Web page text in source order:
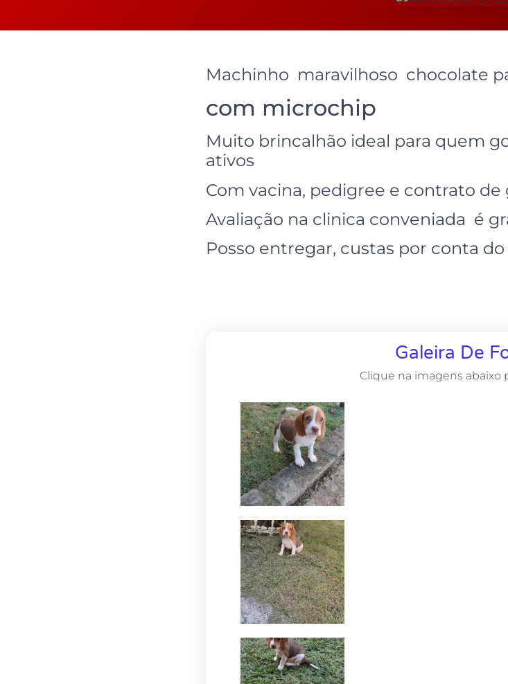
Machinho maravilhoso chocolate
com microchip
Muito brincalhão ideal para quem
ativos
Com vacina, pedigree e contrato de
Avaliação na clinica conveniada é
Posso entregar, custas por conta
Galeira De
Clique na imagens abaixo